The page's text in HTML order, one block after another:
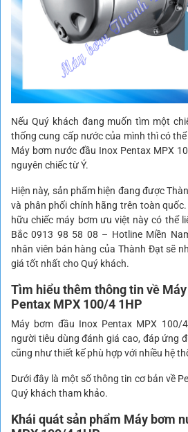
Nếu Quý khách đang muốn tìm một
thống cung cấp nước của mình thì có
Máy bơm nước đầu Inox Pentax MPX
nguyên chiếc từ Ý.
Hiện này, sản phẩm hiện đang được
và phân phối chính hãng trên toàn
hữu chiếc máy bơm ưu việt này có thể
Bắc 0913 98 58 08 – Hotline Miền
nhân viên bán hàng của Thành Đạt sẽ
giá tốt nhất cho Quý khách.
Tìm hiểu thêm thông tin về
Pentax MPX 100/4 1HP
Máy bơm đầu Inox Pentax MPX 100/
người tiêu dùng đánh giá cao, đáp ứng
cũng như thiết kế phù hợp với nhiều hệ
Dưới đây là một số thông tin cơ bản về
Quý khách tham khảo.
Khái quát sản phẩm Máy bơm